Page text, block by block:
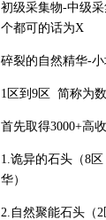
初级采集物-中级
个都可的话为X
碎裂的自然精华-
1区到9区 简称为
首先取得3000+高
1.诡异的石头（8
华）
2.自然聚能石头（